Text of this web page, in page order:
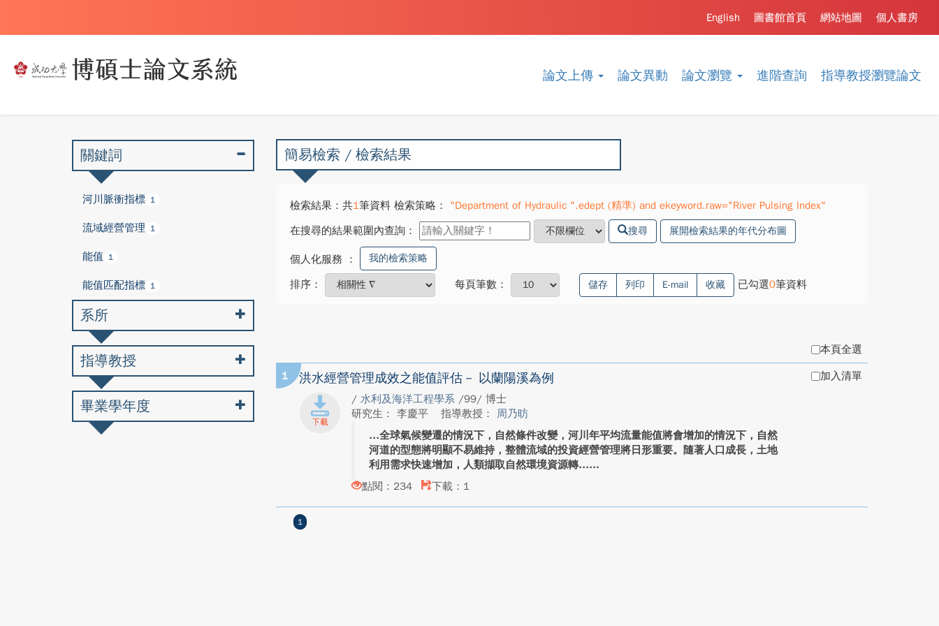
論文上傳 論文異動 論文瀏覽 進階查詢 指導教授瀏覽論文
個人書房
網站地圖
圖書館首頁
English
簡易檢索 / 檢索結果
檢索結果：共1筆資料 檢索策略：
"Department of Hydraulic ".edept (精準) and ekeyword.raw="River Pulsing Index"
在搜尋的結果範圍內查詢：
搜尋 展開檢索結果的年代分布圖
個人化服務 ： 我的檢索策略
排序： 每頁筆數： 儲存 列印 E-mail 收藏 已勾選0筆資料
本頁全選
1 洪水經營管理成效之能值評估－ 以蘭陽溪為例
/ 水利及海洋工程學系 /99/ 博士
研究生： 李慶平
指導教授： 周乃昉
全球氣候變遷的情況下，自然條件改變，河川年平均流量能值將會增加的情況下，自然
河道的型態將明顯不易維持，整體流域的投資經營管理將日形重要。隨著人口成長，土地
利用需求快速增加，人類擷取自然環境資源轉...
點閱：234
下載：1
加入清單
1
關鍵詞
河川脈衝指標 1
流域經營管理 1
能值 1
能值匹配指標 1
系所
指導教授
畢業學年度